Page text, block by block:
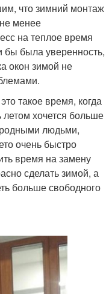
что зимний монтаж
менее
на теплое время
бы была уверенность,
окон зимой не
такое время, когда
хочется больше
людьми,
очень быстро
время на замену
сделать зимой, а
больше свободного